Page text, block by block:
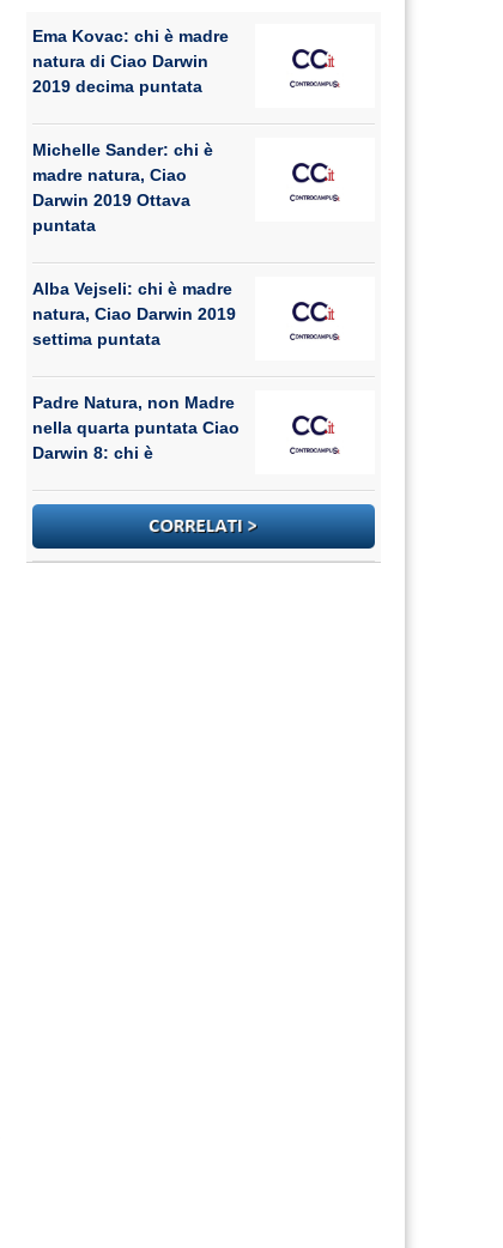
Ema Kovac: chi è madre
natura di Ciao Darwin
2019 decima puntata
Michelle Sander: chi è
madre natura, Ciao
Darwin 2019 Ottava
puntata
Alba Vejseli: chi è madre
natura, Ciao Darwin 2019
settima puntata
Padre Natura, non Madre
nella quarta puntata Ciao
Darwin 8: chi è